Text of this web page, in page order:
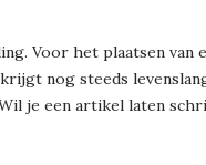
Voor het plaatsen
nog steeds
je een artikel laten